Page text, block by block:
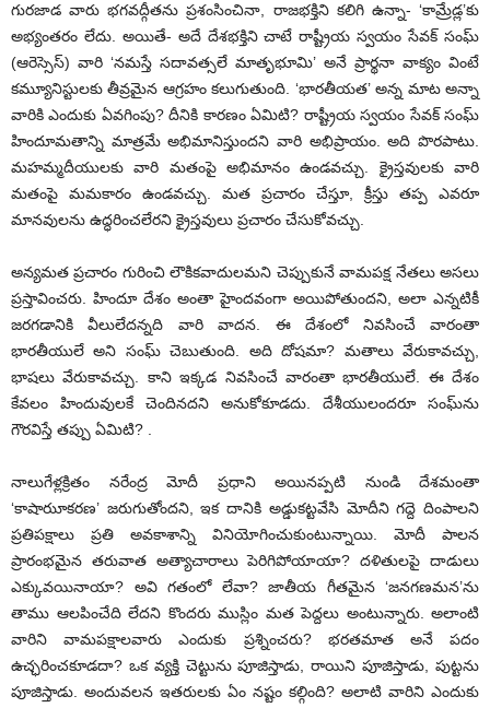
గురజాడ వారు భగవద్గీతను ప్రశంసించినా, రాజభక్తిని కలిగి ఉన్నా- ‘కామ్రేడ్ల’కు
అభ్యంతరం లేదు. అయితే- అదే దేశభక్తిని చాటే రాష్ట్రీయ స్వయం సేవక్ సంఘ్
(ఆరెస్సెస్) వారి ‘నమస్తే సదావత్సలే మాతృభూమి’ అనే ప్రార్థనా వాక్యం వింటే
కమ్యూనిస్టులకు తీవ్రమైన ఆగ్రహం కలుగుతుంది. ‘భారతీయత’ అన్న మాట అన్నా
వారికి ఎందుకు ఏవగింపు? దీనికి కారణం ఏమిటి? రాష్ట్రీయ స్వయం సేవక్ సంఘ్
హిందూమతాన్ని మాత్రమే అభిమానిస్తుందని వారి అభిప్రాయం. అది పొరపాటు.
మహమ్మదీయులకు వారి మతంపై అభిమానం ఉండవచ్చు. క్రైస్తవులకు వారి
మతంపై మమకారం ఉండవచ్చు. మత ప్రచారం చేస్తూ, క్రీస్తు తప్ప ఎవరూ
మానవులను ఉద్ధరించలేరని క్రైస్తవులు ప్రచారం చేసుకోవచ్చు.
అన్యమత ప్రచారం గురించి లౌకికవాదులమని చెప్పుకునే వామపక్ష నేతలు అసలు
ప్రస్తావించరు. హిందూ దేశం అంతా హైందవంగా అయిపోతుందని, అలా ఎన్నటికీ
జరగడానికి వీలులేదన్నది వారి వాదన. ఈ దేశంలో నివసించే వారంతా
భారతీయులే అని సంఘ్ చెబుతుంది. అది దోషమా? మతాలు వేరుకావచ్చు,
భాషలు వేరుకావచ్చు. కాని ఇక్కడ నివసించే వారంతా భారతీయులే. ఈ దేశం
కేవలం హిందువులకే చెందినదని అనుకోకూడదు. దేశీయులందరూ సంఘ్‌ను
గౌరవిస్తే తప్పు ఏమిటి? .
నాలుగేళ్లక్రితం నరేంద్ర మోదీ ప్రధాని అయినప్పటి నుండి దేశమంతా
‘కాషారుూకరణ’ జరుగుతోందని, ఇక దానికి అడ్డుకట్టవేసి మోదీని గద్దె దింపాలని
ప్రతిపక్షాలు ప్రతి అవకాశాన్ని వినియోగించుకుంటున్నాయి. మోదీ పాలన
ప్రారంభమైన తరువాత అత్యాచారాలు పెరిగిపోయాయా? దళితులపై దాడులు
ఎక్కువయినాయా? అవి గతంలో లేవా? జాతీయ గీతమైన ‘జనగణమన’ను
తాము ఆలపించేది లేదని కొందరు ముస్లిం మత పెద్దలు అంటున్నారు. అలాంటి
వారిని వామపక్షాలవారు ఎందుకు ప్రశ్నించరు? భరతమాత అనే పదం
ఉచ్ఛరించకూడదా? ఒక వ్యక్తి చెట్టును పూజిస్తాడు, రాయిని పూజిస్తాడు, పుట్టను
పూజిస్తాడు. అందువలన ఇతరులకు ఏం నష్టం కల్గింది? అలాటి వారిని ఎందుకు